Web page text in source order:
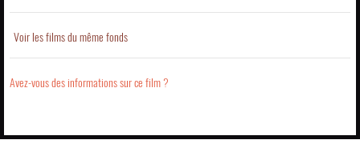
Voir les films du même fonds
Avez-vous des informations sur ce film ?